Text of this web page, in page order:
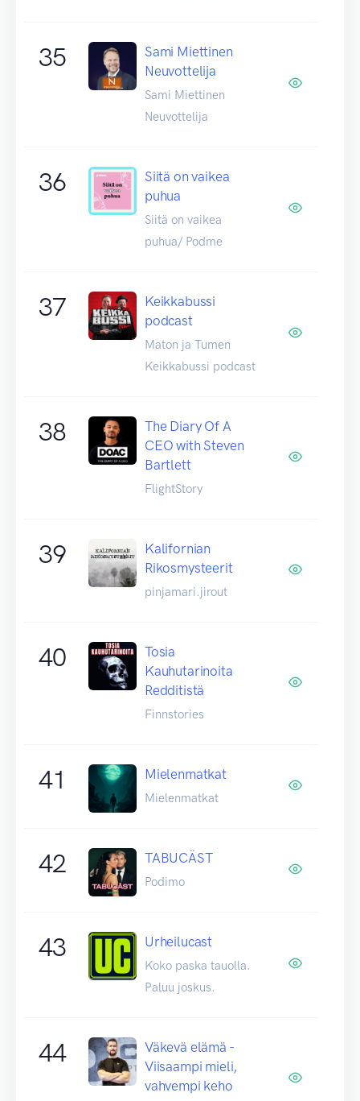
35
Sami Miettinen
Neuvottelija
Sami Miettinen
Neuvottelija
36
Siitä on vaikea
puhua
Siitä on vaikea
puhua/ Podme
37
Keikkabussi
podcast
Maton ja Tumen
Keikkabussi podcast
38
The Diary Of A
CEO with Steven
Bartlett
FlightStory
39
Kalifornian
Rikosmysteerit
pinjamari.jirout
40
Tosia
Kauhutarinoita
Redditistä
Finnstories
41 Mielenmatkat
Mielenmatkat
42 TABUCÄST
Podimo
43 Urheilucast
Koko paska tauolla.
Paluu joskus.
44
Väkevä elämä -
Viisaampi mieli,
vahvempi keho